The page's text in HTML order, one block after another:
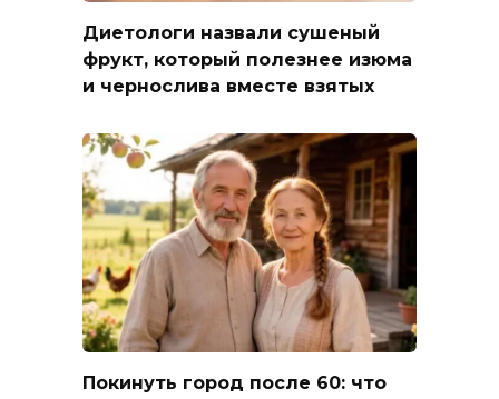
Диетологи назвали сушеный
фрукт, который полезнее изюма
и чернослива вместе взятых
Покинуть город после 60: что